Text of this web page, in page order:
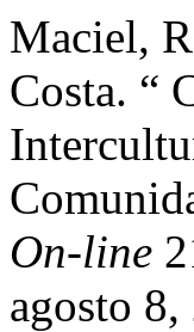
Maciel,
Costa. “
On-line
agosto